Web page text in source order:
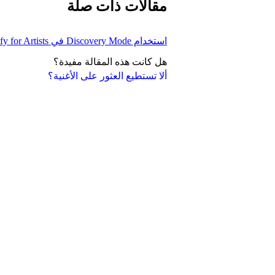
ألا تستطيع العثور على الأغنية؟
مقالات ذات صلة
استخدام Discovery Mode في Spotify for Artists
هل كانت هذه المقالة مفيدة؟